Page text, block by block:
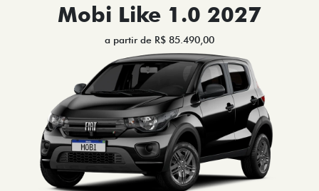
Mobi Like 1.0 2027
a partir de R$ 85.490,00